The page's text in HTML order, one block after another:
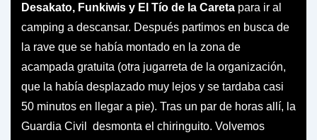
Desakato, Funkiwis y El Tío de la Careta para ir al
camping a descansar. Después partimos en busca de
la rave que se había montado en la zona de
acampada gratuita (otra jugarreta de la organización,
que la había desplazado muy lejos y se tardaba casi
50 minutos en llegar a pie). Tras un par de horas allí, la
Guardia Civil desmonta el chiringuito. Volvemos